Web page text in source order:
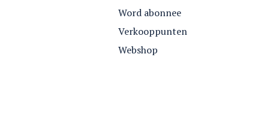
Word abonnee
Verkooppunten
Webshop